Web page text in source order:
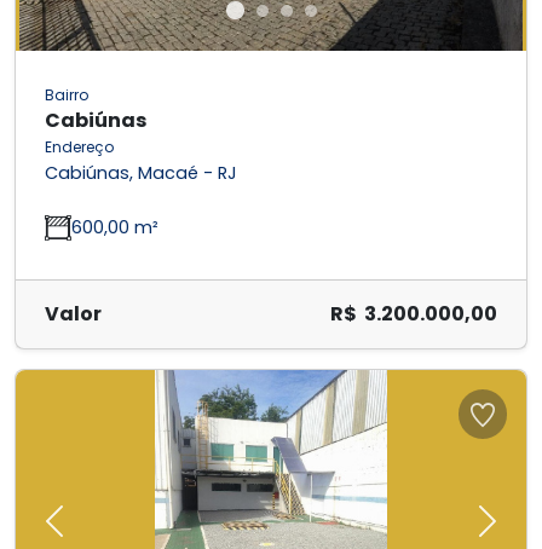
Bairro
Cabiúnas
Endereço
Cabiúnas, Macaé - RJ
600,00 m²
Valor R$ 3.200.000,00
Previous Next